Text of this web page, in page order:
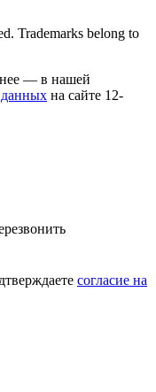
Trademarks belong to
— в нашей
данных на сайте 12-
согласие на